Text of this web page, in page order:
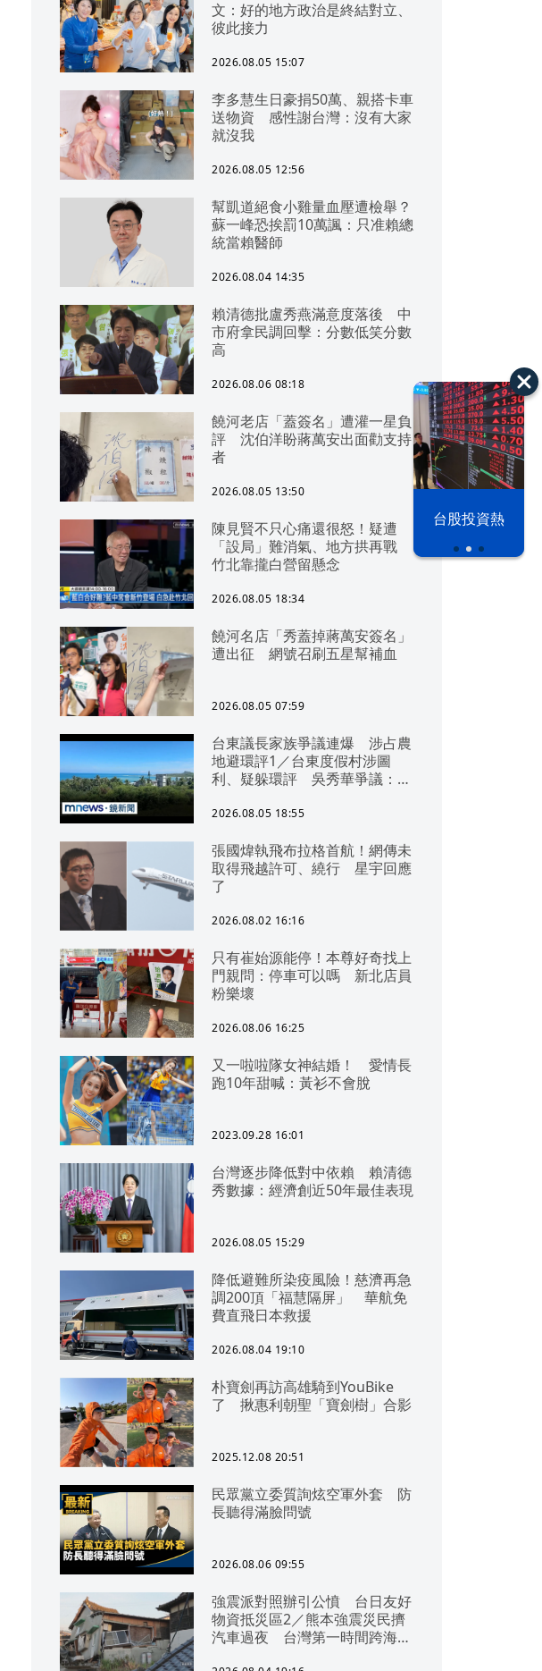
之下
台股投資熱
文：好的地方政治是終結對立、
彼此接力
2026.08.05 15:07
李多慧生日豪捐50萬、親搭卡車
送物資 感性謝台灣：沒有大家
就沒我
2026.08.05 12:56
幫凱道絕食小雞量血壓遭檢舉？
蘇一峰恐挨罰10萬諷：只准賴總
統當賴醫師
2026.08.04 14:35
賴清德批盧秀燕滿意度落後 中
市府拿民調回擊：分數低笑分數
高
2026.08.06 08:18
饒河老店「蓋簽名」遭灌一星負
評 沈伯洋盼蔣萬安出面勸支持
者
2026.08.05 13:50
陳見賢不只心痛還很怒！疑遭
「設局」難消氣、地方拱再戰
竹北靠攏白營留懸念
2026.08.05 18:34
饒河名店「秀蓋掉蔣萬安簽名」
遭出征 網號召刷五星幫補血
2026.08.05 07:59
台東議長家族爭議連爆 涉占農
地避環評1／台東度假村涉圖
利、疑躲環評 吳秀華爭議：概
2026.08.05 18:55
張國煒執飛布拉格首航！網傳未
取得飛越許可、繞行 星宇回應
了
2026.08.02 16:16
只有崔始源能停！本尊好奇找上
門親問：停車可以嗎 新北店員
粉樂壞
2026.08.06 16:25
又一啦啦隊女神結婚！ 愛情長
跑10年甜喊：黃衫不會脫
2023.09.28 16:01
台灣逐步降低對中依賴 賴清德
秀數據：經濟創近50年最佳表現
2026.08.05 15:29
降低避難所染疫風險！慈濟再急
調200頂「福慧隔屏」 華航免
費直飛日本救援
2026.08.04 19:10
朴寶劍再訪高雄騎到YouBike
了 揪惠利朝聖「寶劍樹」合影
2025.12.08 20:51
民眾黨立委質詢炫空軍外套 防
長聽得滿臉問號
2026.08.06 09:55
強震派對照辦引公憤 台日友好
物資抵災區2／熊本強震災民擠
汽車過夜 台灣第一時間跨海急